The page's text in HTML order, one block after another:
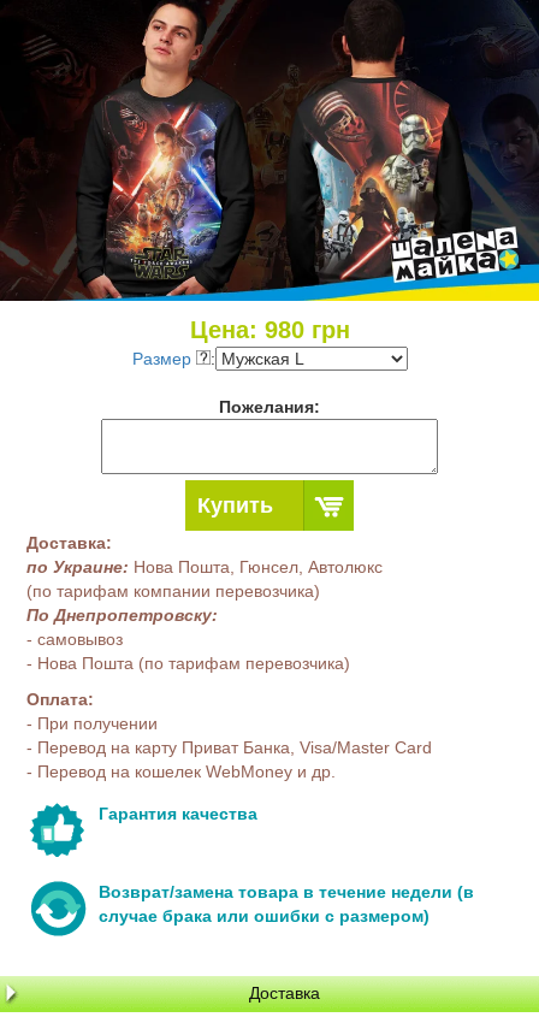
Цена: 980грн
Размер :
Пожелания:
Купить
Доставка:
по Украине: Нова Пошта, Гюнсел, Автолюкс
(по тарифам компании перевозчика)
По Днепропетровску:
- самовывоз
- Нова Пошта (по тарифам перевозчика)
Оплата:
- При получении
- Перевод на карту Приват Банка, Visa/Master Card
- Перевод на кошелек WebMoney и др.
Гарантия качества
Возврат/замена товара в течение недели (в
случае брака или ошибки с размером)
Доставка